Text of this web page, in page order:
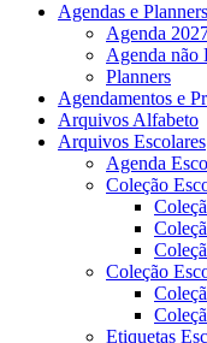
Agendas e Planners
Agenda
Agenda não
Planners
Agendamentos e
Arquivos Alfabeto
Arquivos Escolares
Agenda
Coleção
Coleção
Etiquetas